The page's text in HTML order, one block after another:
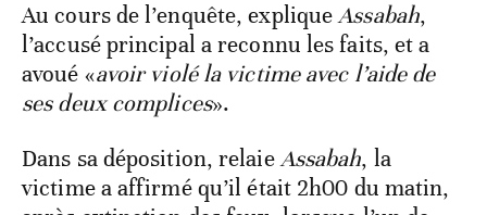
Au cours de l’enquête, expliqueAssabah,
l’accusé principal a reconnu les faits, et a
avoué «avoir violé la victime avec l’aide de
ses deux complices».
Dans sa déposition, relaieAssabah, la
victime a affirmé qu’il était 2h00 du matin,